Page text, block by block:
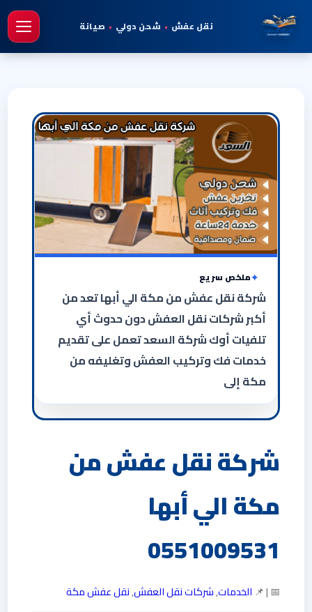
نقل عفش • شحن دولي • صيانة
ملخص سريع
شركة نقل عفش من مكة الي أبها تعد من
أكبر شركات نقل العفش دون حدوث أي
تلفيات أوك شركة السعد تعمل على تقديم
خدمات فك وتركيب العفش وتغليفه من
مكة إلى
شركة نقل عفش من
مكة الي أبها
0551009531
📅 | 📌 الخدمات,شركات نقل العفش,نقل عفش مكة